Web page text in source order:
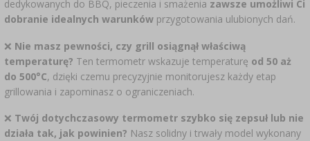
ETYKIETY
dedykowanych do BBQ, pieczenia i smażenia zawsze umożliwi Ci
dobranie idealnych warunków przygotowania ulubionych dań.
❌ Nie masz pewności, czy grill osiągnął właściwą
temperaturę? Ten termometr wskazuje temperaturę od 50 aż
do 500°C, dzięki czemu precyzyjnie monitorujesz każdy etap
grillowania i zapominasz o ograniczeniach.
❌ Twój dotychczasowy termometr szybko się zepsuł lub nie
działa tak, jak powinien? Nasz solidny i trwały model wykonany